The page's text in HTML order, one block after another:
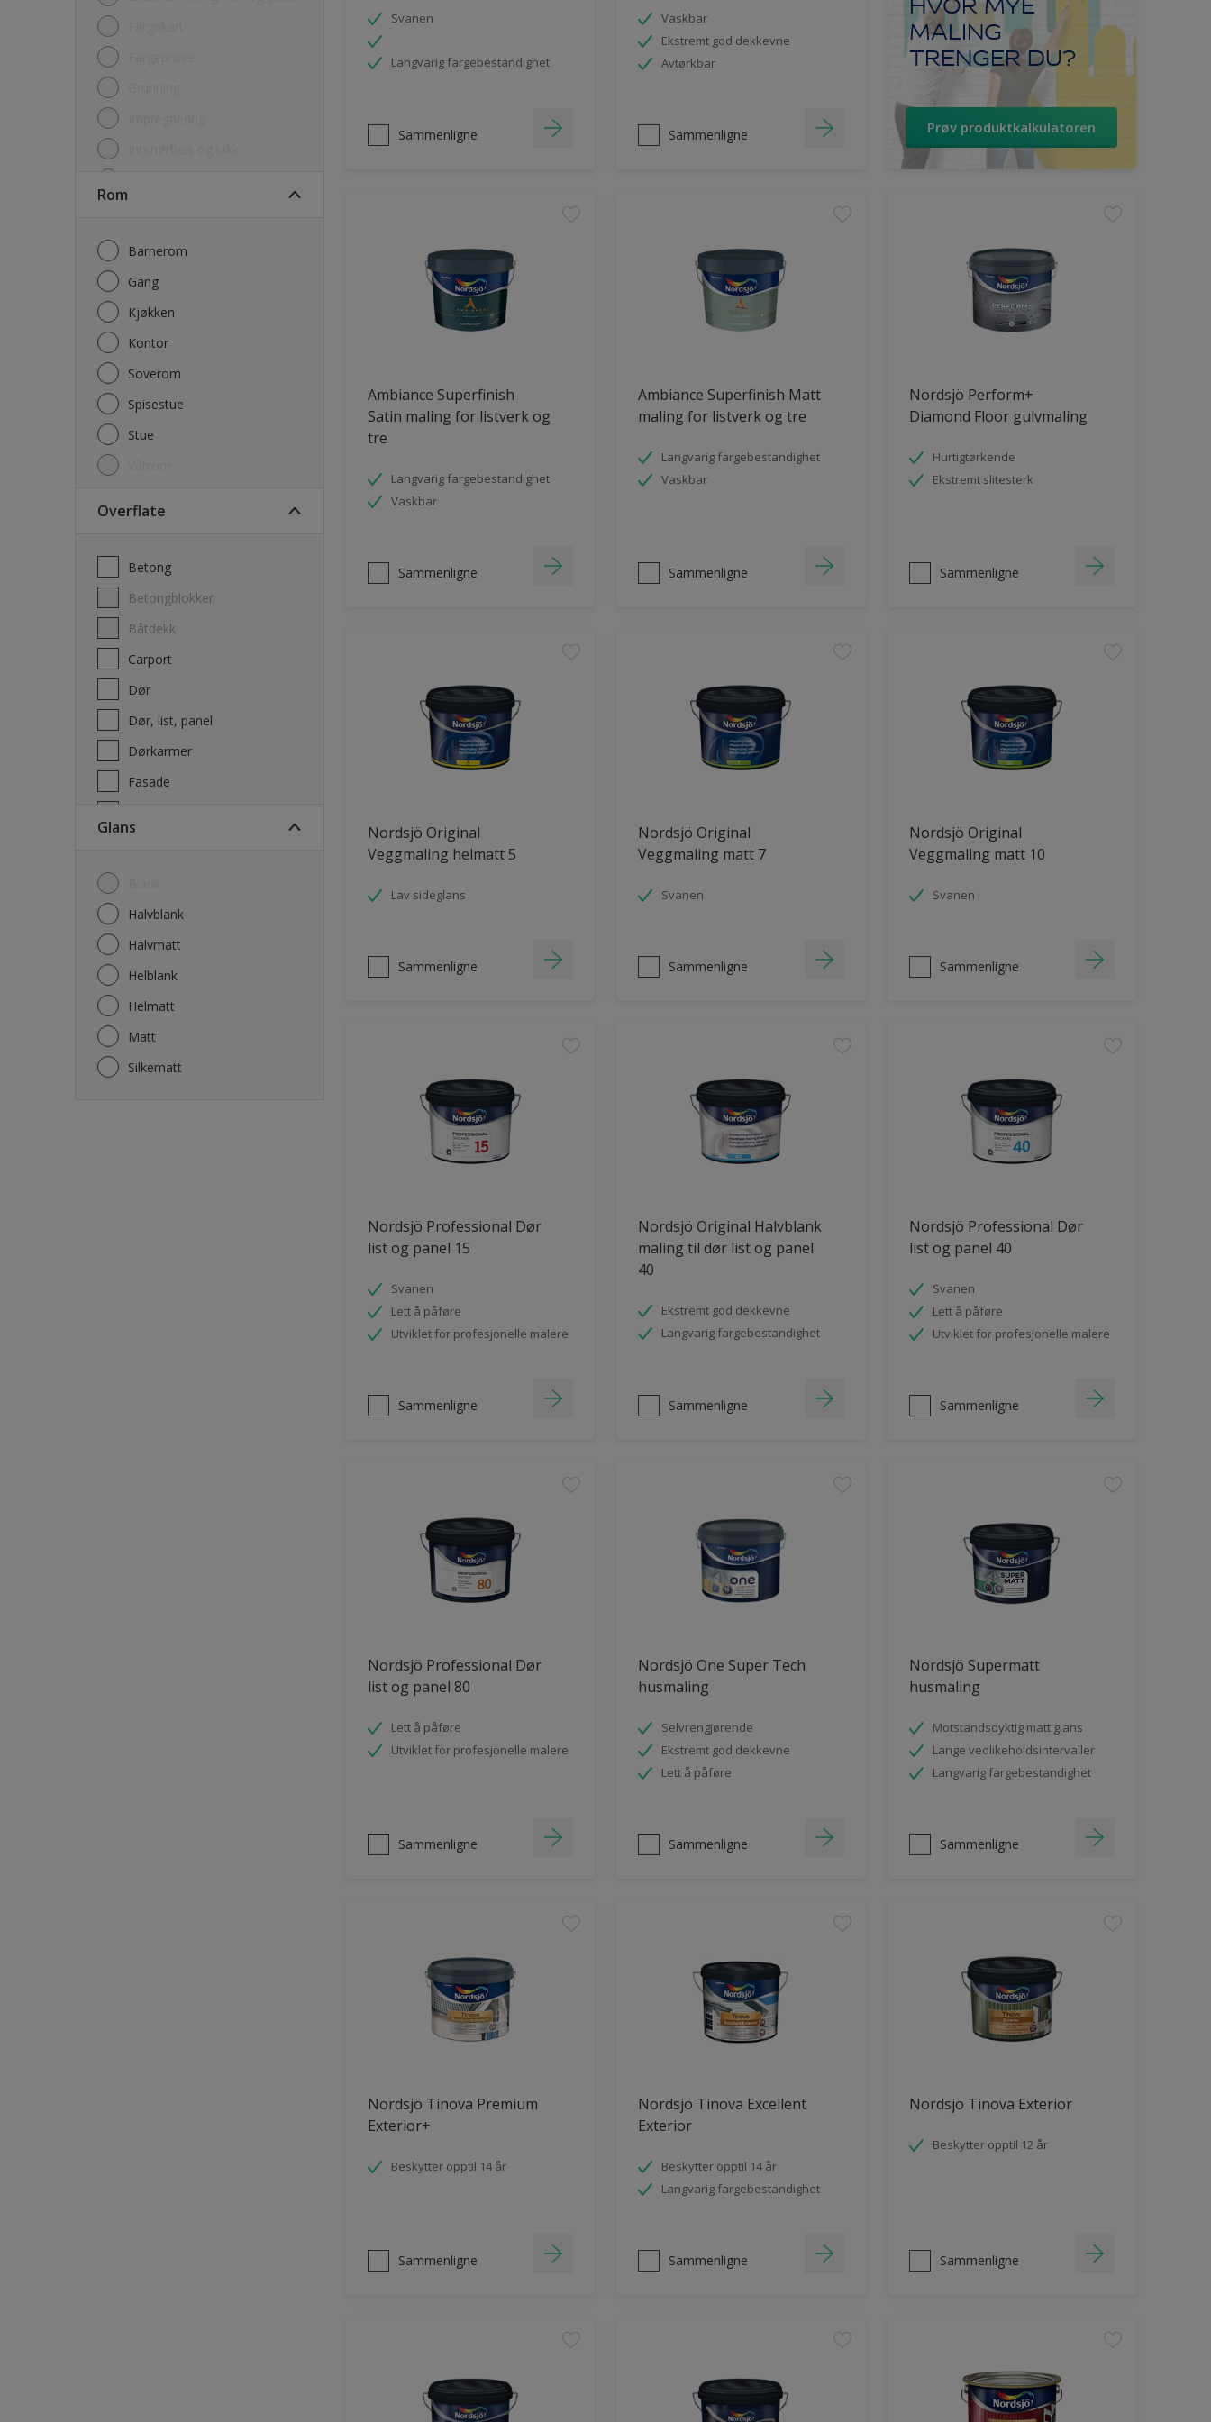
Rom
Barnerom
Gang
Kjøkken
Kontor
Soverom
Spisestue
Stue
Overflate
Betong
Betongblokker
Båtdekk
carport
Dør
Dør, list, panel
Dørkarmer
Fasade
Glans
Halvblank
Halvmatt
Helblank
Helmatt
Matt
Silkematt
Svanen
Langvarig fargebestandighet
Sammenligne
Vaskbar
Ekstremt god dekkevne
Avtørkbar
Sammenligne
MALING
TRENGER DU?
Prøv produktkalkulatoren
Ambiance Superfinish
Satin maling for listverk og
tre
Langvarig fargebestandighet
Vaskbar
Sammenligne
Ambiance Superfinish Matt
maling for listverk og tre
Langvarig fargebestandighet
Vaskbar
Sammenligne
Nordsjö Perform+
Diamond Floor gulvmaling
Hurtigtørkende
Ekstremt slitesterk
Sammenligne
Nordsjö Original
Veggmaling helmatt 5
Lav sideglans
Sammenligne
Nordsjö Original
Veggmaling matt 7
Svanen
Sammenligne
Nordsjö Original
Veggmaling matt 10
Svanen
Sammenligne
Nordsjö Professional Dør
list og panel 15
Svanen
Lett å påføre
Utviklet for profesjonelle malere
Sammenligne
Nordsjö Original Halvblank
maling til dør list og panel
40
Ekstremt god dekkevne
Langvarig fargebestandighet
Sammenligne
Nordsjö Professional Dør
list og panel 40
Svanen
Lett å påføre
Utviklet for profesjonelle malere
Sammenligne
Nordsjö Professional Dør
list og panel 80
Lett å påføre
Utviklet for profesjonelle malere
Sammenligne
Nordsjö One Super Tech
husmaling
Selvrengjørende
Ekstremt god dekkevne
Lett å påføre
Sammenligne
Nordsjö Supermatt
husmaling
Motstandsdyktig matt glans
Lange vedlikeholdsintervaller
Langvarig fargebestandighet
Sammenligne
Nordsjö Tinova Premium
Exterior+
Beskytter opptil 14 år
Sammenligne
Nordsjö Tinova Excellent
Exterior
Beskytter opptil 14 år
Langvarig fargebestandighet
Sammenligne
Nordsjö Tinova Exterior
Beskytter opptil 12 år
Sammenligne